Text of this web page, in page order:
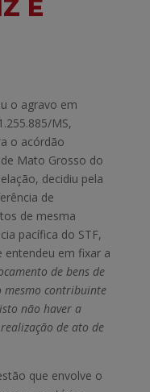
E
o agravo em
MS,
o acórdão
Mato Grosso do
decidiu pela
de
de mesma
pacífica do STF,
entendeu em fixar a
de bens de
mesmo contribuinte
não haver a
de ato de
que envolve o